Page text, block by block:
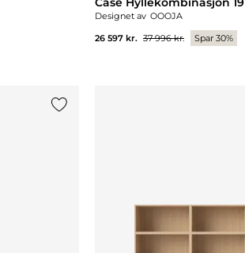
Designet av OOOJA
26 597 kr. 37 996 kr. Spar 30%